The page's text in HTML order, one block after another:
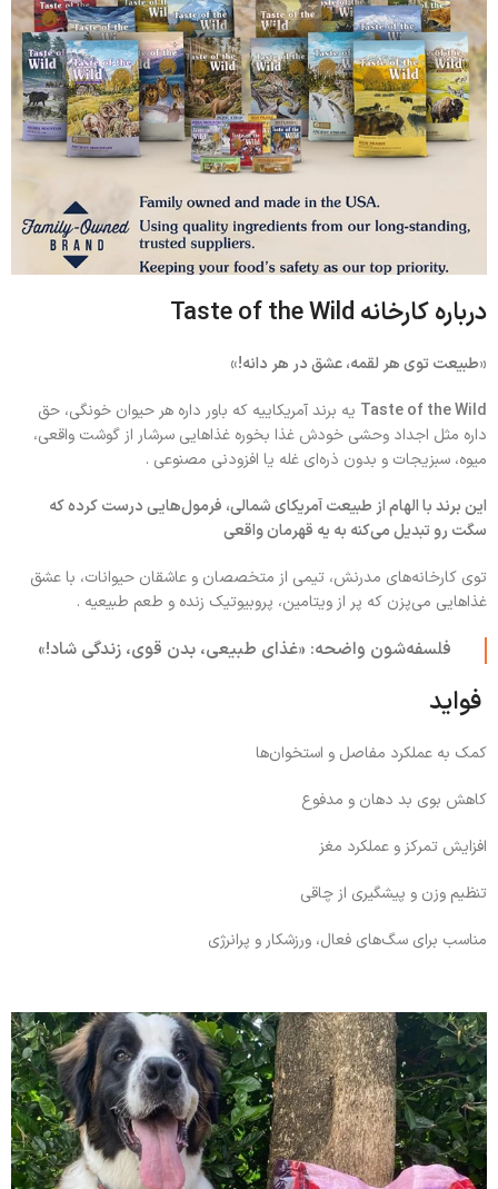
درباره کارخانه Taste of the Wild
«طبیعت توی هر لقمه، عشق در هر دانه!»
Taste of the Wild یه برند آمریکاییه که باور داره هر حیوان خونگی، حق
داره مثل اجداد وحشی خودش غذا بخوره غذاهایی سرشار از گوشت واقعی،
میوه، سبزیجات و بدون ذره‌ای غله یا افزودنی مصنوعی .
این برند با الهام از طبیعت آمریکای شمالی، فرمول‌هایی درست کرده که
سگت رو تبدیل می‌کنه به یه قهرمان واقعی
توی کارخانه‌های مدرنش، تیمی از متخصصان و عاشقان حیوانات، با عشق
غذاهایی می‌پزن که پر از ویتامین، پروبیوتیک زنده و طعم طبیعیه .
فلسفه‌شون واضحه: «غذای طبیعی، بدن قوی، زندگی شاد!»
فواید
کمک به عملکرد مفاصل و استخوان‌ها
کاهش بوی بد دهان و مدفوع
افزایش تمرکز و عملکرد مغز
تنظیم وزن و پیشگیری از چاقی
مناسب برای سگ‌های فعال، ورزشکار و پرانرژی